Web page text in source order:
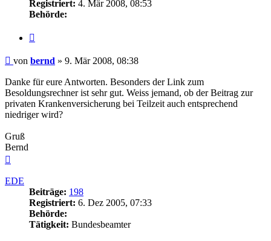
Registriert: 4. Mär 2008, 08:53
Behörde:
Beitrag
von bernd » 9. Mär 2008, 08:38
Danke für eure Antworten. Besonders der Link zum
Besoldungsrechner ist sehr gut. Weiss jemand, ob der Beitrag zur
privaten Krankenversicherung bei Teilzeit auch entsprechend
niedriger wird?
Gruß
Bernd
EDE
Beiträge: 198
Registriert: 6. Dez 2005, 07:33
Behörde:
Tätigkeit: Bundesbeamter